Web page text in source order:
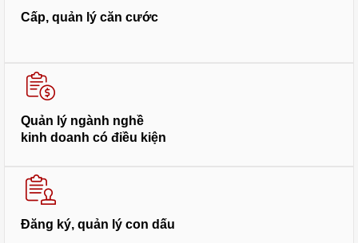
Cấp, quản lý căn cước
Quản lý ngành nghề
kinh doanh có điều kiện
Đăng ký, quản lý con dấu